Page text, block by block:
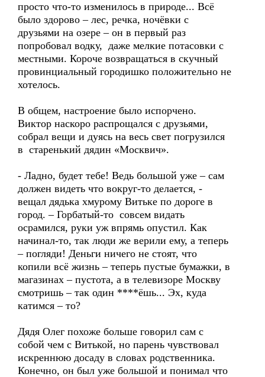
просто что-то изменилось в природе... Всё
было здорово – лес, речка, ночёвки с
друзьями на озере – он в первый раз
попробовал водку, даже мелкие потасовки с
местными. Короче возвращаться в скучный
провинциальный городишко положительно не
хотелось.
В общем, настроение было испорчено.
Виктор наскоро распрощался с друзьями,
собрал вещи и дуясь на весь свет погрузился
в старенький дядин «Москвич».
- Ладно, будет тебе! Ведь большой уже – сам
должен видеть что вокруг-то делается, -
вещал дядька хмурому Витьке по дороге в
город. – Горбатый-то совсем видать
осрамился, руки уж впрямь опустил. Как
начинал-то, так люди же верили ему, а теперь
– погляди! Деньги ничего не стоят, что
копили всё жизнь – теперь пустые бумажки, в
магазинах – пустота, а в телевизоре Москву
смотришь – так один ****ёшь... Эх, куда
катимся – то?
Дядя Олег похоже больше говорил сам с
собой чем с Витькой, но парень чувствовал
искреннюю досаду в словах родственника.
Конечно, он был уже большой и понимал что